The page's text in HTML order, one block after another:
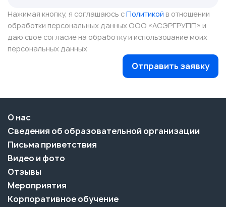
Нажимая кнопку, я соглашаюсь сПолитикой в отношении
обработки персональных данных ООО «АСЭРГРУПП» и
даю свое согласие на обработку и использование моих
персональных данных
Отправить заявку
О нас
Сведения об образовательной организации
Письма приветствия
Видео и фото
Отзывы
Мероприятия
Корпоративное обучение